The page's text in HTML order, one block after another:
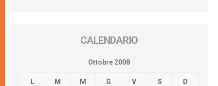
CALENDARIO
Ottobre 2008
L M M G V S D